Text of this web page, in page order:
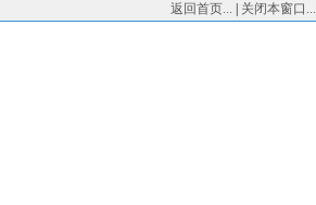
返回首页... 关闭本窗口...